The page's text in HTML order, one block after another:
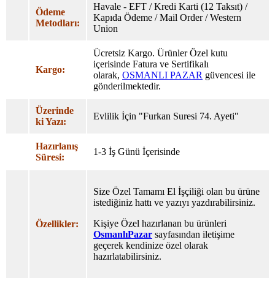
Ödeme
Metodları:
Havale - EFT / Kredi Karti (12 Taksıt) /
Kapıda Ödeme / Mail Order / Western
Union
Kargo:
Ücretsiz Kargo. Ürünler Özel kutu
içerisinde Fatura ve Sertifikalı
olarak, OSMANLI PAZAR güvencesi ile
gönderilmektedir.
Üzerinde
ki Yazı:
Evlilik İçin "Furkan Suresi 74. Ayeti"
Hazırlanış
Süresi:
1-3 İş Günü İçerisinde
Özellikler:
Size Özel Tamamı El İşçiliği olan bu ürüne
istediğiniz hattı ve yazıyı yazdırabilirsiniz.
Kişiye Özel hazırlanan bu ürünleri
OsmanlıPazar sayfasından iletişime
geçerek kendinize özel olarak
hazırlatabilirsiniz.